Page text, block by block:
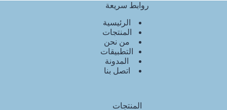
روابط سريعة
الرئيسية
المنتجات
من نحن
التطبيقات
المدونة
اتصل بنا
المنتجات